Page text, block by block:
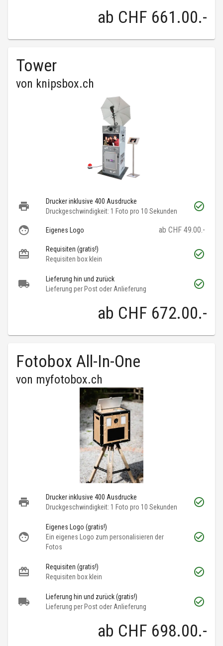
ab CHF 661.00.-
Tower
von knipsbox.ch
Drucker inklusive 400 Ausdrucke
Druckgeschwindigkeit: 1 Foto pro 10 Sekunden
Eigenes Logo ab CHF 49.00.-
Requisiten (gratis!)
Requisiten box klein
Lieferung hin und zurück
Lieferung per Post oder Anlieferung
ab CHF 672.00.-
Fotobox All-In-One
von myfotobox.ch
Drucker inklusive 400 Ausdrucke
Druckgeschwindigkeit: 1 Foto pro 10 Sekunden
Eigenes Logo (gratis!)
Ein eigenes Logo zum personalisieren der
Fotos
Requisiten (gratis!)
Requisiten box klein
Lieferung hin und zurück (gratis!)
Lieferung per Post oder Anlieferung
ab CHF 698.00.-